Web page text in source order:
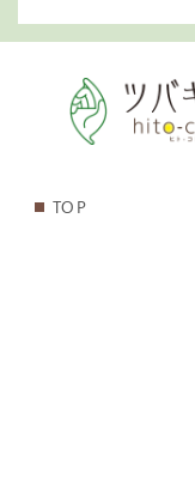
TOP